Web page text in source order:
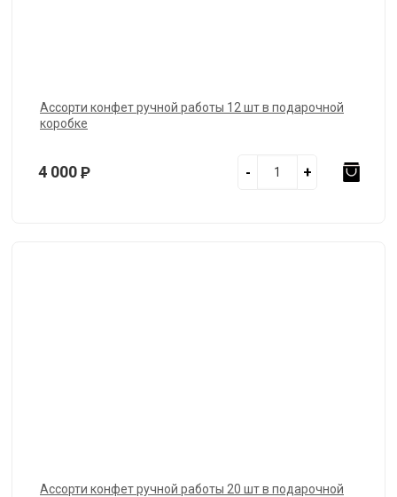
Ассорти конфет ручной работы 12 шт в подарочной
коробке
4 000Р - +
Ассорти конфет ручной работы 20 шт в подарочной